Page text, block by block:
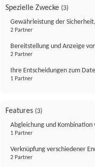
Spezielle Zwecke (3)
Gewährleistung der
2 Partner
Bereitstellung und Anzeige
2 Partner
Ihre Entscheidungen zum
1 Partner
Features (3)
Abgleichung und
1 Partner
Verknüpfung verschiedener
2 Partner